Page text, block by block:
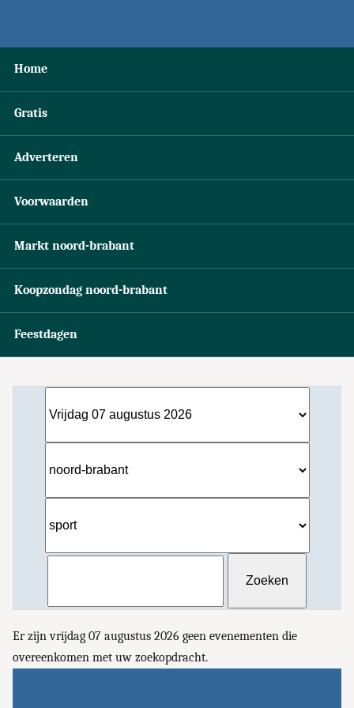
Home
Gratis
Adverteren
Voorwaarden
Markt noord-brabant
Koopzondag noord-brabant
Feestdagen
Er zijn vrijdag 07 augustus 2026 geen evenementen die
overeenkomen met uw zoekopdracht.